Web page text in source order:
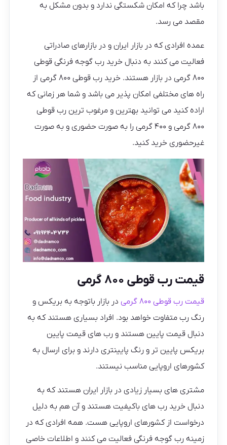
باشد چرا که امکان شکستگی ندارد و بدون مشکل به
مقصد می رسد.
عمده افرادی که در بازار ایران و در بازارهای صادراتی
فعالیت می کنند به دنبال خرید رب گوجه فرنگی قوطی
۸۰۰ گرمی در بازار هستند. خرید رب قوطی ۸۰۰ گرمی از
راه های مختلفی امکان پذیر می باشد و شما هر زمانی که
اراده کنید می توانید بهترین و مرغوب ترین رب قوطی
۸۰۰ گرمی و ۴۰۰ گرمی را به صورت حضوری و به صورت
غیرحضوری خرید کنید.
قیمت رب قوطی ۸۰۰ گرمی
قیمت رب قوطی ۸۰۰ گرمی
در بازار باتوجه به بریکس و
رنگ رب متفاوت خواهد بود. افراد بسیاری هستند که به
دنبال قیمت پایین هستند و رب های قیمت پایین
بریکس پایین تر و رنگ پایینتری دارند و برای ارسال به
کشورهای اروپایی مناسب نیستند.
مشتری های بسیار زیادی در بازار ایران هستند که به
دنبال خرید رب های باکیفیت هستند و آن هم به دلیل
درخواست از کشورهای اروپایی هست. همه افرادی که در
زمینه رب گوجه فرنگی فعالیت می کنند و اطلاعات خاصی